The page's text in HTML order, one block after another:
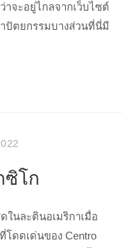
จะอยู่ไกลจากเว็บไซต์
าปัตยกรรมบางส่วนที่นี่มี
ซิโก
ในละตินอเมริกาเมื่อ
โดดเด่นของ Centro